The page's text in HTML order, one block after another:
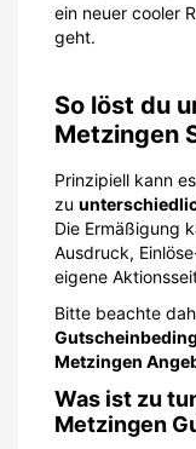
ein neuer cooler
geht.
So löst du
Metzingen
Prinzipiell kann
zu
Die Ermäßigung
Ausdruck,
eigene
Bitte beachte
Metzingen
Was ist zu
Metzingen